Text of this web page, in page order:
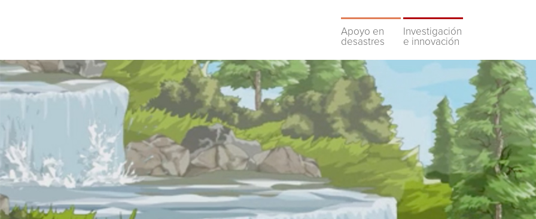
Apoyo en
desastres
Investigación
e innovación